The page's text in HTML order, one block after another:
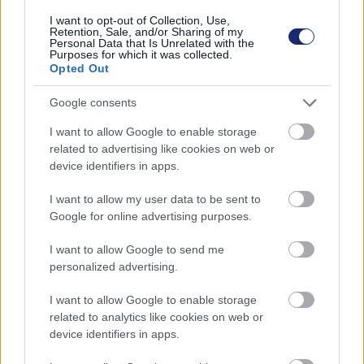
I want to opt-out of Collection, Use,
Retention, Sale, and/or Sharing of my
Personal Data that Is Unrelated with the
Purposes for which it was collected.
Opted Out
Google consents
I want to allow Google to enable storage
related to advertising like cookies on web or
device identifiers in apps.
I want to allow my user data to be sent to
Google for online advertising purposes.
I want to allow Google to send me
personalized advertising.
I want to allow Google to enable storage
related to analytics like cookies on web or
device identifiers in apps.
Hozzászólások
A Fugees egykori alapítója
látványos elektromos
szuperautót villantott
Andersen Dávid|2023 március 8. 09:20
A rapper társtulajdonosként szállt be a